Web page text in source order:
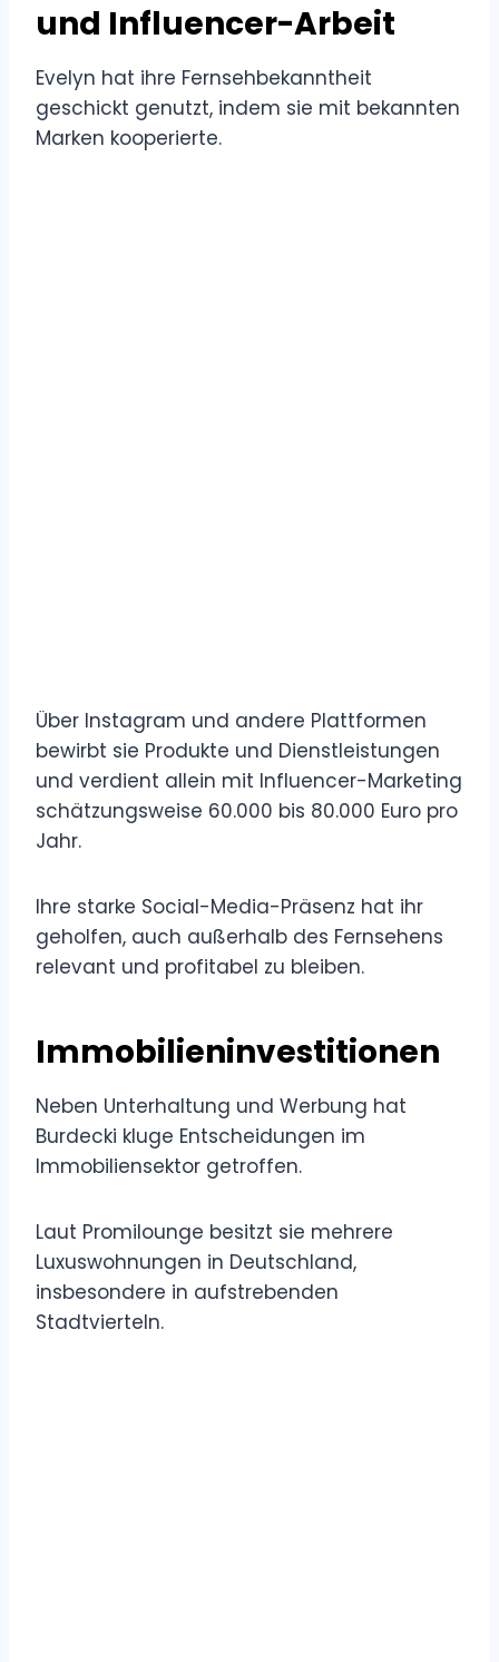
und Influencer-Arbeit
Evelyn hat ihre Fernsehbekanntheit
geschickt genutzt, indem sie mit bekannten
Marken kooperierte.
Über Instagram und andere Plattformen
bewirbt sie Produkte und Dienstleistungen
und verdient allein mit Influencer-Marketing
schätzungsweise 60.000 bis 80.000 Euro pro
Jahr.
Ihre starke Social-Media-Präsenz hat ihr
geholfen, auch außerhalb des Fernsehens
relevant und profitabel zu bleiben.
Immobilieninvestitionen
Neben Unterhaltung und Werbung hat
Burdecki kluge Entscheidungen im
Immobiliensektor getroffen.
Laut Promilounge besitzt sie mehrere
Luxuswohnungen in Deutschland,
insbesondere in aufstrebenden
Stadtvierteln.